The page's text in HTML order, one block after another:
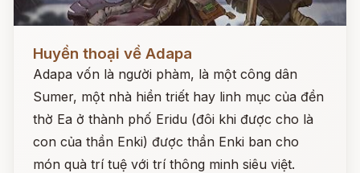
Đọc ngay
Huyền thoại về Adapa
Adapa vốn là người phàm, là một công dân
Sumer, một nhà hiền triết hay linh mục của đền
thờ Ea ở thành phố Eridu (đôi khi được cho là
con của thần Enki) được thần Enki ban cho
món quà trí tuệ với trí thông minh siêu việt.